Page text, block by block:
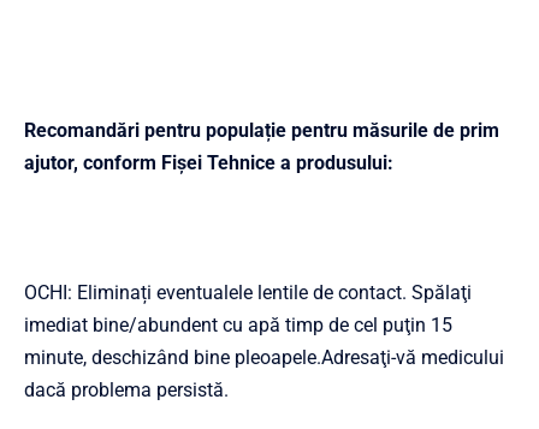
Recomandări pentru populație pentru măsurile de prim
ajutor, conform Fișei Tehnice a produsului:
OCHI: Eliminați eventualele lentile de contact. Spălaţi
imediat bine/abundent cu apă timp de cel puţin 15
minute, deschizând bine pleoapele.Adresaţi-vă medicului
dacă problema persistă.